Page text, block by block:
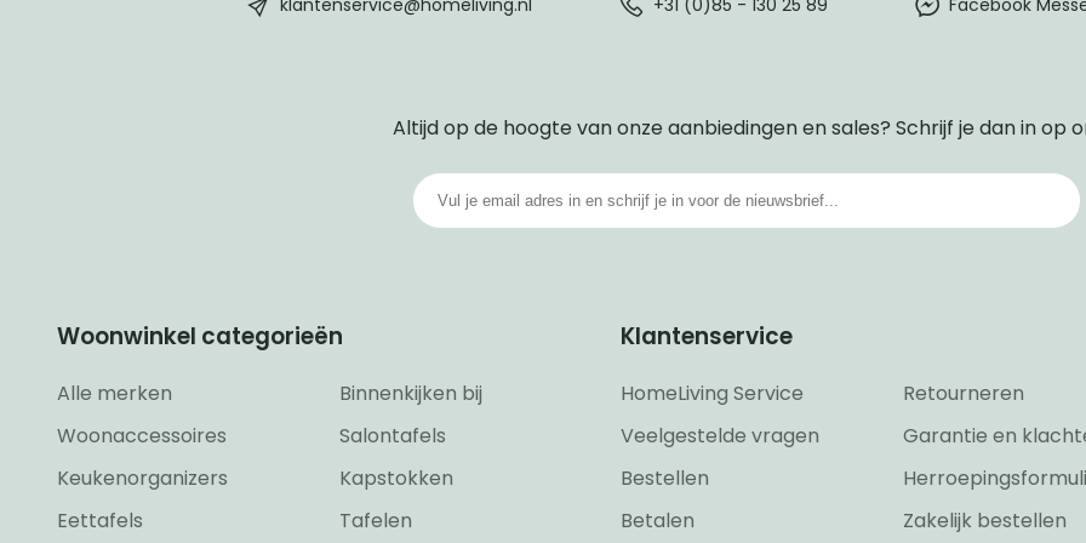
Altijd op de hoogte van onze aanbiedingen en sales? Schrijf je dan in op
Woonwinkel categorieën
Alle merken
Binnenkijken bij
Woonaccessoires
Salontafels
Keukenorganizers
Kapstokken
Eettafels
Tafelen
Klantenservice
HomeLiving Service
Retourneren
Veelgestelde vragen
Garantie en
Bestellen
Betalen
Zakelijk bestellen